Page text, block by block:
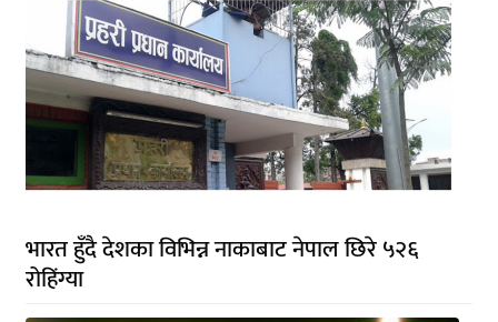
भारत हुँदै देशका विभिन्न नाकाबाट नेपाल छिरे ५२६
रोहिंग्या